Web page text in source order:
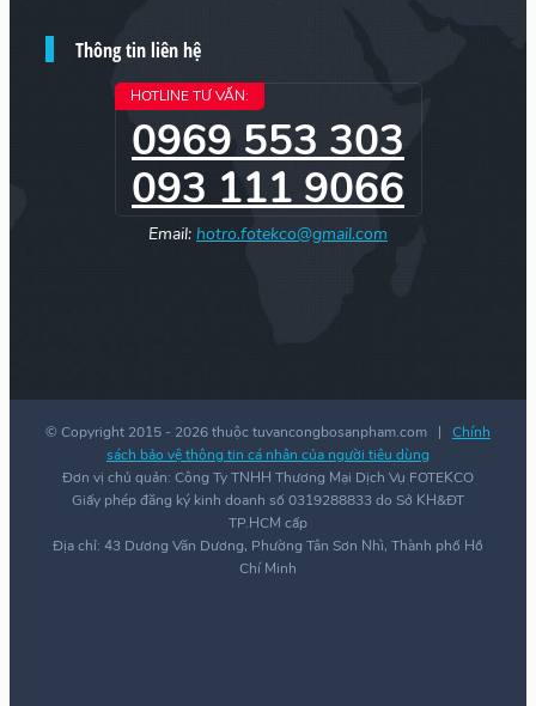
Thông tin liên hệ
HOTLINE TƯ VẤN:
0969 553 303
093 111 9066
Email: hotro.fotekco@gmail.com
© Copyright 2015 - 2026 thuộc tuvancongbosanpham.com | Chính
sách bảo vệ thông tin cá nhân của người tiêu dùng
Đơn vị chủ quản: Công Ty TNHH Thương Mại Dịch Vụ FOTEKCO
Giấy phép đăng ký kinh doanh số 0319288833 do Sở KH&ĐT
TP.HCM cấp
Địa chỉ: 43 Dương Văn Dương, Phường Tân Sơn Nhì, Thành phố Hồ
Chí Minh